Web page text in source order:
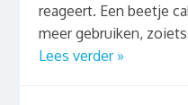
reageert. Een beetje
meer gebruiken,
Lees verder »